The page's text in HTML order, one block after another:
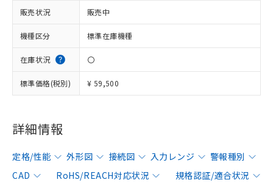
販売状況 販売中
機種区分 標準在庫機種
在庫状況 〇
標準価格(税別) ¥ 59,500
詳細情報
定格/性能 外形図 接続図 入力レンジ
警報種別
CAD
RoHS/REACH対応状況 規格認証/適合状況